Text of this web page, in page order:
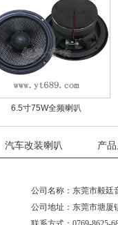
6.5寸75W全频喇叭
汽车改装喇叭 产
公司名称：东莞市毅廷
公司地址：东莞市塘厦